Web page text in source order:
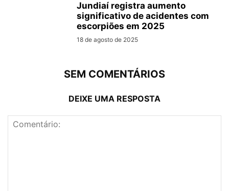
Jundiaí registra aumento
significativo de acidentes com
escorpiões em 2025
18 de agosto de 2025
SEM COMENTÁRIOS
DEIXE UMA RESPOSTA